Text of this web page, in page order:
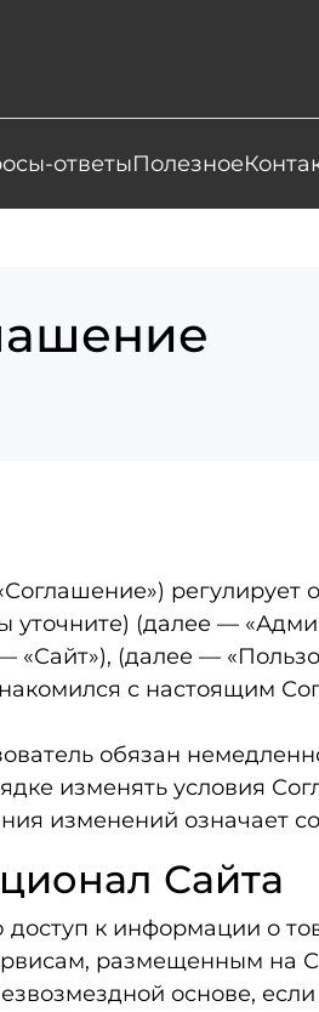
ответыПолезное
уточните) (далее —
«Сайт»), (далее —
с настоящим
обязан
изменять условия
изменений означает
Сайта
к информации о
размещенным на
основе,